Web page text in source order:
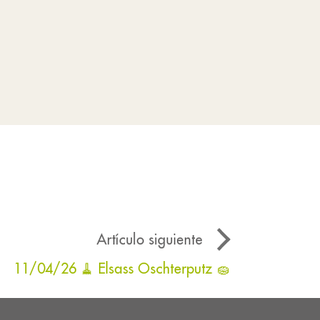
Artículo siguiente
11/04/26 🧹 Elsass Oschterputz 🧽